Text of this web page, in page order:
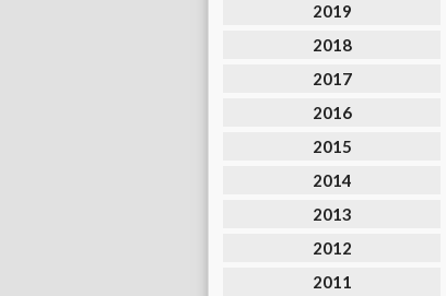
2019
2018
2017
2016
2015
2014
2013
2012
2011